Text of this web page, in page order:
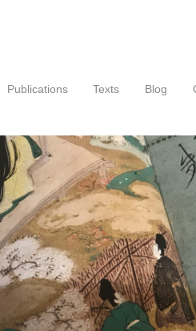
Publications Texts Blog